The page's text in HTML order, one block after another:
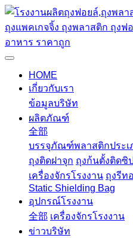
HOME
เกี่ยวกับเรา
ข้อมูลบริษัท
ผลิตภัณฑ์
全部
บรรจุภัณฑ์พลาสติกประ
ถุงติดฝาจุก ถุงก้นตั้งติดซิป
เครื่องจักรโรงงาน ถุงรีท
Static Shielding Bag
อุปกรณ์โรงงาน
全部 เครื่องจักรโรงงาน
ข่าวบริษัท